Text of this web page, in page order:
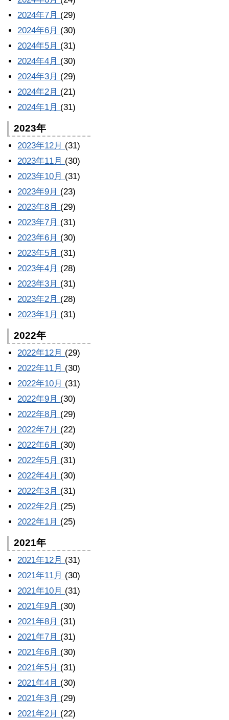
2024年7月 (29)
2024年6月 (30)
2024年5月 (31)
2024年4月 (30)
2024年3月 (29)
2024年2月 (21)
2024年1月 (31)
2023年
2023年12月 (31)
2023年11月 (30)
2023年10月 (31)
2023年9月 (23)
2023年8月 (29)
2023年7月 (31)
2023年6月 (30)
2023年5月 (31)
2023年4月 (28)
2023年3月 (31)
2023年2月 (28)
2023年1月 (31)
2022年
2022年12月 (29)
2022年11月 (30)
2022年10月 (31)
2022年9月 (30)
2022年8月 (29)
2022年7月 (22)
2022年6月 (30)
2022年5月 (31)
2022年4月 (30)
2022年3月 (31)
2022年2月 (25)
2022年1月 (25)
2021年
2021年12月 (31)
2021年11月 (30)
2021年10月 (31)
2021年9月 (30)
2021年8月 (31)
2021年7月 (31)
2021年6月 (30)
2021年5月 (31)
2021年4月 (30)
2021年3月 (29)
2021年2月 (22)